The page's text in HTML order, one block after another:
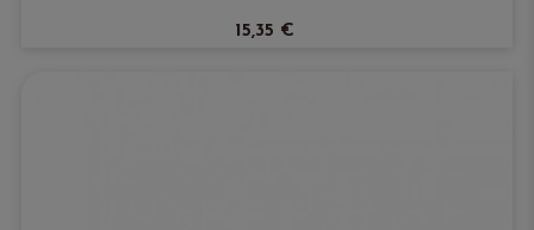
15,35 €